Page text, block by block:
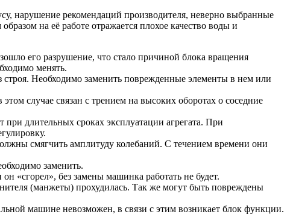
нарушение рекомендаций производителя, неверно выбранные
на её работе отражается плохое качество воды и
его разрушение, что стало причиной блока вращения
менять.
Необходимо заменить поврежденные элементы в нем или
случае связан с трением на высоких оборотах о соседние
длительных сроках эксплуатации агрегата. При
смягчить амплитуду колебаний. С течением времени они
заменить.
«сгорел», без замены машинка работать не будет.
(манжеты) прохудилась. Так же могут быть повреждены
машине невозможен, в связи с этим возникает блок функции.